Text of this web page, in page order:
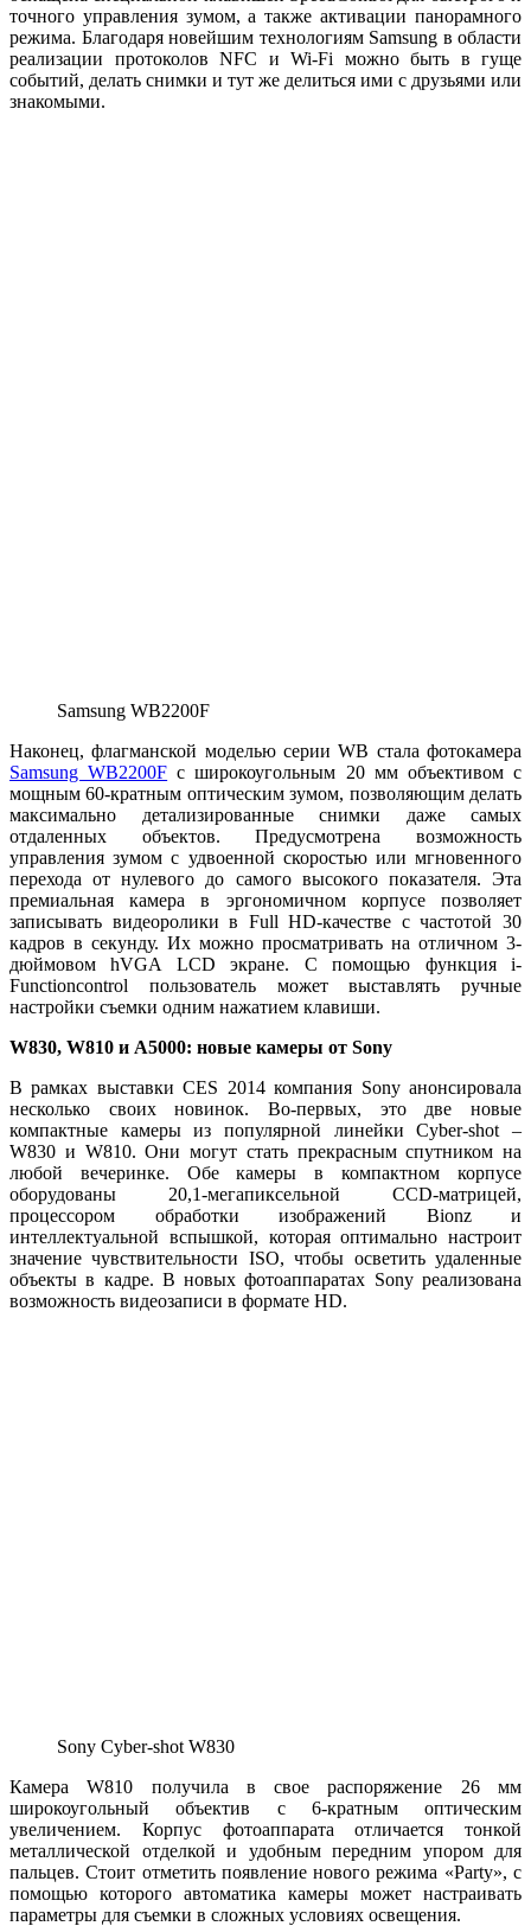
точного управления зумом, а также активации панорамного
режима. Благодаря новейшим технологиям Samsung в области
реализации протоколов NFC и Wi-Fi можно быть в гуще
событий, делать снимки и тут же делиться ими с друзьями или
знакомыми.
Samsung WB2200F
Наконец, флагманской моделью серии WB стала фотокамера
Samsung WB2200F с широкоугольным 20 мм объективом с
мощным 60-кратным оптическим зумом, позволяющим делать
максимально детализированные снимки даже самых
отдаленных объектов. Предусмотрена возможность
управления зумом с удвоенной скоростью или мгновенного
перехода от нулевого до самого высокого показателя. Эта
премиальная камера в эргономичном корпусе позволяет
записывать видеоролики в Full HD-качестве с частотой 30
кадров в секунду. Их можно просматривать на отличном 3-
дюймовом hVGA LCD экране. С помощью функция i-
Functioncontrol пользователь может выставлять ручные
настройки съемки одним нажатием клавиши.
W830, W810 и A5000: новые камеры от Sony
В рамках выставки CES 2014 компания Sony анонсировала
несколько своих новинок. Во-первых, это две новые
компактные камеры из популярной линейки Cyber-shot –
W830 и W810. Они могут стать прекрасным спутником на
любой вечеринке. Обе камеры в компактном корпусе
оборудованы 20,1-мегапиксельной CCD-матрицей,
процессором обработки изображений Bionz и
интеллектуальной вспышкой, которая оптимально настроит
значение чувствительности ISO, чтобы осветить удаленные
объекты в кадре. В новых фотоаппаратах Sony реализована
возможность видеозаписи в формате HD.
Sony Cyber-shot W830
Камера W810 получила в свое распоряжение 26 мм
широкоугольный объектив с 6-кратным оптическим
увеличением. Корпус фотоаппарата отличается тонкой
металлической отделкой и удобным передним упором для
пальцев. Стоит отметить появление нового режима «Party», с
помощью которого автоматика камеры может настраивать
параметры для съемки в сложных условиях освещения.